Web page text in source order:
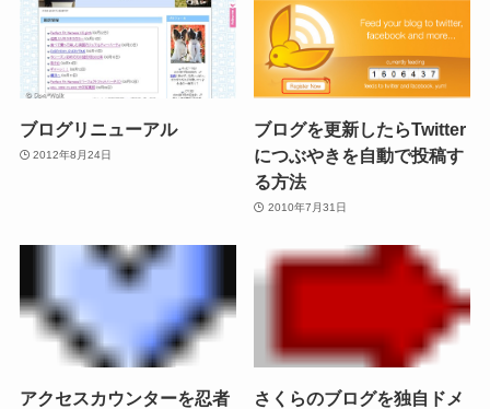
ブログリニューアル
2012年8月24日
ブログを更新したらTwitter
につぶやきを自動で投稿す
る方法
2010年7月31日
アクセスカウンターを忍者
さくらのブログを独自ドメ